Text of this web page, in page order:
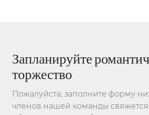
Запланируйте
торжество
Пожалуйста, заполните форму
членов нашей команды свяжется